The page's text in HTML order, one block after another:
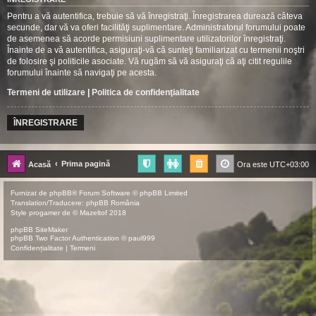
Pentru a vă autentifica, trebuie să vă înregistraţi. Înregistrarea durează câteva
secunde, dar vă va oferi facilităţi suplimentare. Administratorul forumului poate
de asemenea să acorde permisiuni suplimentare utilizatorilor înregistraţi.
Înainte de a vă autentifica, asiguraţi-vă că sunteţi familiarizat cu termenii noştri
de folosire şi politicile asociate. Vă rugăm să vă asiguraţi că aţi citit regulile
forumului înainte să navigaţi pe acesta.
Termeni de utilizare | Politica de confidenţialitate
ÎNREGISTRARE
Acasă Prima pagină Ora este UTC+03:00
Furnizat de phpBB® Forum Software © phpBB Limited
Translation/Traducere: phpBB România
Style progamer de © Mazeltof 2018
phpBB SiteMaker
phpBB Two Factor Authentication © paul999
Confidențialitate | Termeni